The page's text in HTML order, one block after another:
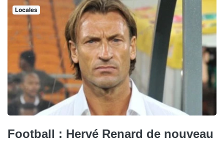
Locales
Football : Hervé Renard de nouveau